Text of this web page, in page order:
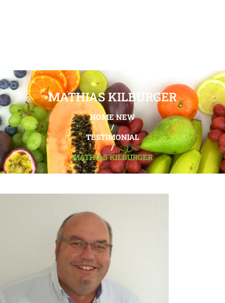
MATHIAS KILBURGER
HOME NEW
/
TESTIMONIAL
/
MATHIAS KILBURGER